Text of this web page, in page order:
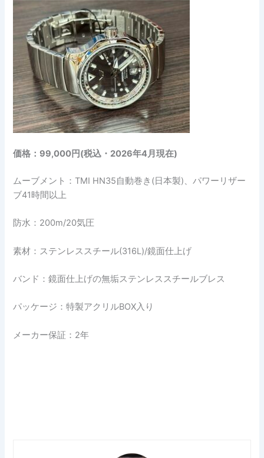
価格：99,000円(税込・2026年4月現在)
ムーブメント：TMI HN35自動巻き(日本製)、パワーリザー
ブ41時間以上
防水：200m/20気圧
素材：ステンレススチール(316L)/鏡面仕上げ
バンド：鏡面仕上げの無垢ステンレススチールブレス
パッケージ：特製アクリルBOX入り
メーカー保証：2年